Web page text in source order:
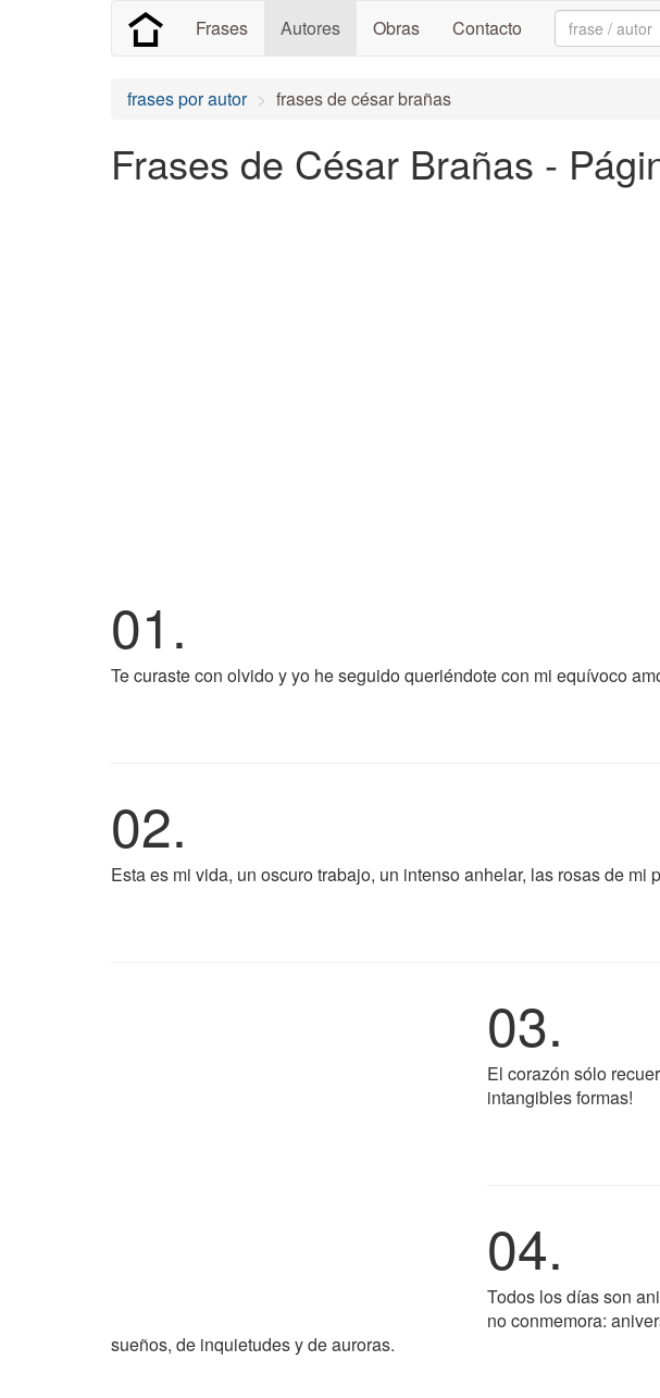
Frases Autores Obras Contacto Search:
frases por autor frases de césar brañas
Frases de César Brañas -
01.
Te curaste con olvido y yo he seguido queriéndote con mi equívoco
02.
Esta es mi vida, un oscuro trabajo, un intenso anhelar, las rosas de mi
03.
El corazón sólo
intangibles formas!
04.
Todos los días son
no conmemora:
sueños, de inquietudes y de auroras.